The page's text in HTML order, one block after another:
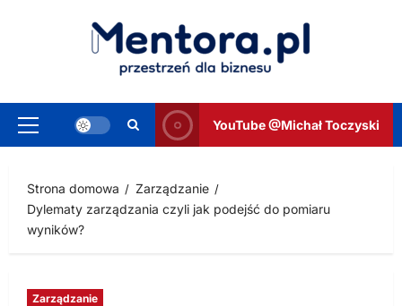
Menu
YouTube @Michał Toczyski
Strona domowa
Zarządzanie
Dylematy zarządzania czyli jak podejść do pomiaru
wyników?
Zarządzanie